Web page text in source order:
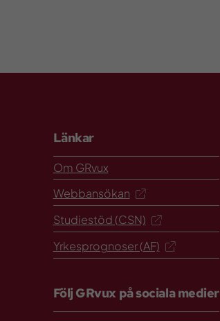
Länkar
Om GRvux
Webbansökan
Studiestöd (CSN)
Yrkesprognoser (AF)
Följ GRvux på sociala medier